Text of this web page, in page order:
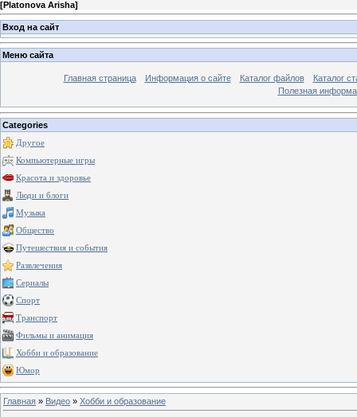
[Platonova Arisha]
Вход на сайт
Меню сайта
Главная страница Информация о сайте Каталог файлов
Каталог
Полезная
Categories
Другое
Компьютерные игры
Красота и здоровье
Люди и блоги
Музыка
Общество
Путешествия и события
Развлечения
Сериалы
Спорт
Транспорт
Фильмы и анимация
Хобби и образование
Юмор
Главная » Видео » Хобби и образование